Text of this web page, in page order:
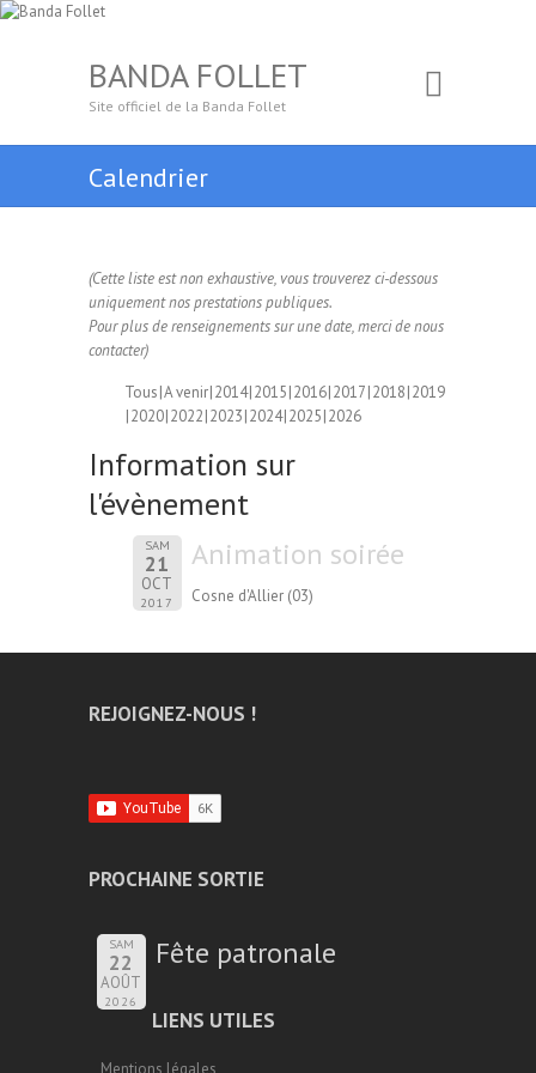
BANDA FOLLET
Site officiel de la Banda Follet
Calendrier
(Cette liste est non exhaustive, vous trouverez ci-dessous
uniquement nos prestations publiques.
Pour plus de renseignements sur une date, merci de nous
contacter)
Tous A venir 2014 2015 2016 2017 2018 2019
2020 2022 2023 2024 2025 2026
Information sur
l'évènement
SAM
21
OCT
2017
Animation soirée
Cosne d'Allier (03)
REJOIGNEZ-NOUS !
PROCHAINE SORTIE
SAM
22
AOÛT
2026
Fête patronale
LIENS UTILES